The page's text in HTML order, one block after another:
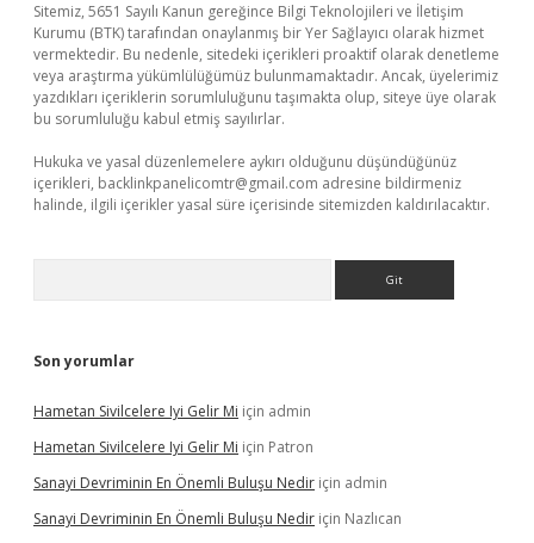
Sitemiz, 5651 Sayılı Kanun gereğince Bilgi Teknolojileri ve İletişim
Kurumu (BTK) tarafından onaylanmış bir Yer Sağlayıcı olarak hizmet
vermektedir. Bu nedenle, sitedeki içerikleri proaktif olarak denetleme
veya araştırma yükümlülüğümüz bulunmamaktadır. Ancak, üyelerimiz
yazdıkları içeriklerin sorumluluğunu taşımakta olup, siteye üye olarak
bu sorumluluğu kabul etmiş sayılırlar.
Hukuka ve yasal düzenlemelere aykırı olduğunu düşündüğünüz
içerikleri, backlinkpanelicomtr@gmail.com adresine bildirmeniz
halinde, ilgili içerikler yasal süre içerisinde sitemizden kaldırılacaktır.
Son yorumlar
Hametan Sivilcelere Iyi Gelir Mi için admin
Hametan Sivilcelere Iyi Gelir Mi için Patron
Sanayi Devriminin En Önemli Buluşu Nedir için admin
Sanayi Devriminin En Önemli Buluşu Nedir için Nazlıcan